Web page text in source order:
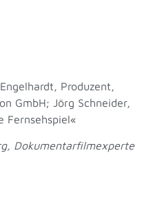
Produzent,
GmbH; Jörg Schneider,
Fernsehspiel«
Dokumentarfilmexperte